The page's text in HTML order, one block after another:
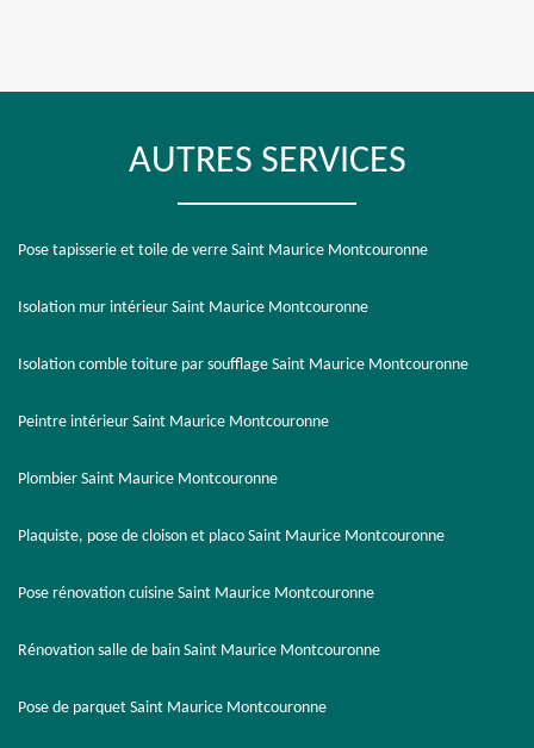
AUTRES SERVICES
Pose tapisserie et toile de verre Saint Maurice Montcouronne
Isolation mur intérieur Saint Maurice Montcouronne
Isolation comble toiture par soufflage Saint Maurice Montcouronne
Peintre intérieur Saint Maurice Montcouronne
Plombier Saint Maurice Montcouronne
Plaquiste, pose de cloison et placo Saint Maurice Montcouronne
Pose rénovation cuisine Saint Maurice Montcouronne
Rénovation salle de bain Saint Maurice Montcouronne
Pose de parquet Saint Maurice Montcouronne